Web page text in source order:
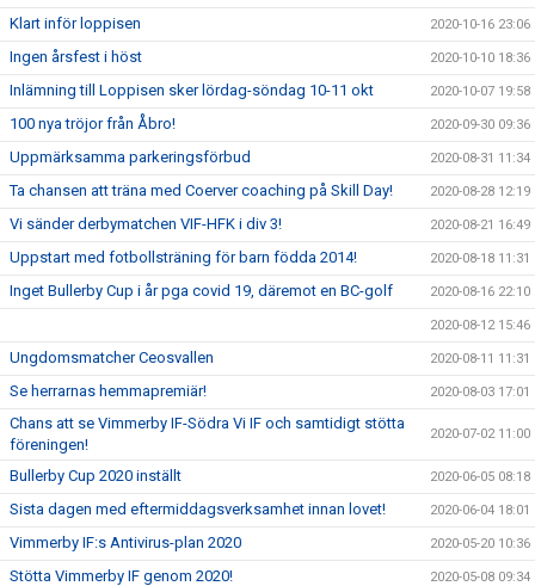
Klart inför loppisen 2020-10-16 23:06
Ingen årsfest i höst 2020-10-10 18:36
Inlämning till Loppisen sker lördag-söndag 10-11 okt 2020-10-07 19:58
100 nya tröjor från Åbro! 2020-09-30 09:36
Uppmärksamma parkeringsförbud 2020-08-31 11:34
Ta chansen att träna med Coerver coaching på Skill Day! 2020-08-28 12:19
Vi sänder derbymatchen VIF-HFK i div 3! 2020-08-21 16:49
Uppstart med fotbollsträning för barn födda 2014! 2020-08-18 11:31
Inget Bullerby Cup i år pga covid 19, däremot en BC-golf 2020-08-16 22:10
2020-08-12 15:46
Ungdomsmatcher Ceosvallen 2020-08-11 11:31
Se herrarnas hemmapremiär! 2020-08-03 17:01
Chans att se Vimmerby IF-Södra Vi IF och samtidigt stötta
föreningen!
2020-07-02 11:00
Bullerby Cup 2020 inställt 2020-06-05 08:18
Sista dagen med eftermiddagsverksamhet innan lovet! 2020-06-04 18:01
Vimmerby IF:s Antivirus-plan 2020 2020-05-20 10:36
Stötta Vimmerby IF genom 2020! 2020-05-08 09:34